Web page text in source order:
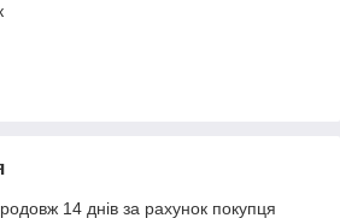
14 днів за рахунок покупця